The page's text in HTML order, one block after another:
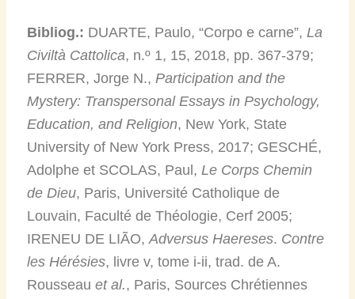
Bibliog.: DUARTE, Paulo, “Corpo e carne”, La
Civiltà Cattolica, n.º 1, 15, 2018, pp. 367-379;
FERRER, Jorge N., Participation and the
Mystery: Transpersonal Essays in Psychology,
Education, and Religion, New York, State
University of New York Press, 2017; GESCHÉ,
Adolphe et SCOLAS, Paul, Le Corps Chemin
de Dieu, Paris, Université Catholique de
Louvain, Faculté de Théologie, Cerf 2005;
IRENEU DE LIÃO,Adversus Haereses. Contre
les Hérésies, livre v, tome i-ii, trad. de A.
Rousseau et al., Paris, Sources Chrétiennes